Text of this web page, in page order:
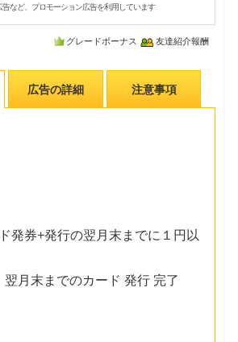
など、プロモーション広告を利用しています
グレードボーナス 友達紹介報酬
広告の詳細 注意事項
発券+発行の翌月末までに１円以
月末までのカード 発行 完了